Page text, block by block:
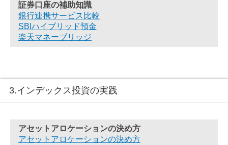
証券口座の補助知識
銀行連携サービス比較
SBIハイブリッド預金
楽天マネーブリッジ
3.インデックス投資の実践
アセットアロケーションの決め方
アセットアロケーションの決め方